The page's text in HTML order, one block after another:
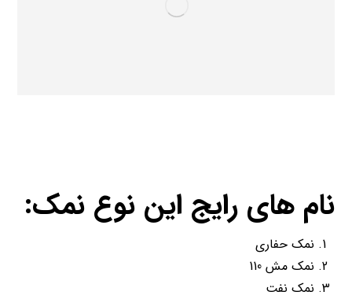
نام های رایج این نوع نمک:
نمک حفاری
نمک مش 110
نمک نفت